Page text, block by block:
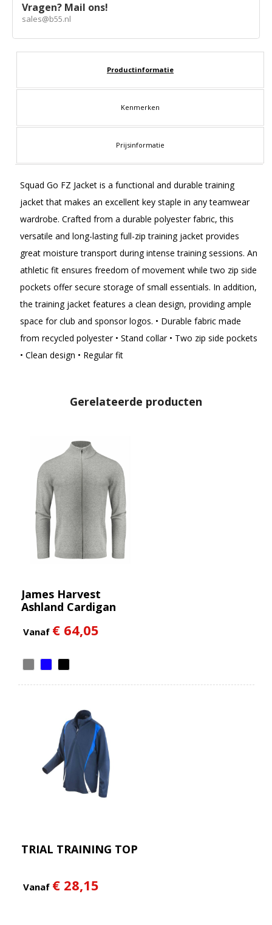
Vragen? Mail ons!
sales@b55.nl
Productinformatie
Kenmerken
Prijsinformatie
Squad Go FZ Jacket is a functional and durable training
jacket that makes an excellent key staple in any teamwear
wardrobe. Crafted from a durable polyester fabric, this
versatile and long-lasting full-zip training jacket provides
great moisture transport during intense training sessions. An
athletic fit ensures freedom of movement while two zip side
pockets offer secure storage of small essentials. In addition,
the training jacket features a clean design, providing ample
space for club and sponsor logos. • Durable fabric made
from recycled polyester • Stand collar • Two zip side pockets
• Clean design • Regular fit
Gerelateerde producten
James Harvest
Ashland Cardigan
Vanaf € 64,05
TRIAL TRAINING TOP
Vanaf € 28,15